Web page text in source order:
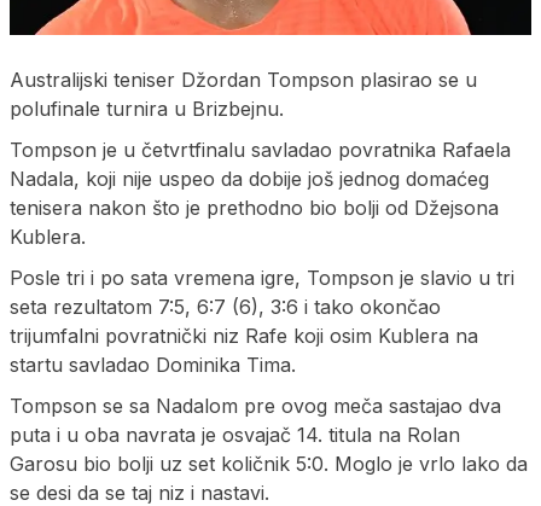
Australijski teniser Džordan Tompson plasirao se u
polufinale turnira u Brizbejnu.
Tompson je u četvrtfinalu savladao povratnika Rafaela
Nadala, koji nije uspeo da dobije još jednog domaćeg
tenisera nakon što je prethodno bio bolji od Džejsona
Kublera.
Posle tri i po sata vremena igre, Tompson je slavio u tri
seta rezultatom 7:5, 6:7 (6), 3:6 i tako okončao
trijumfalni povratnički niz Rafe koji osim Kublera na
startu savladao Dominika Tima.
Tompson se sa Nadalom pre ovog meča sastajao dva
puta i u oba navrata je osvajač 14. titula na Rolan
Garosu bio bolji uz set količnik 5:0. Moglo je vrlo lako da
se desi da se taj niz i nastavi.